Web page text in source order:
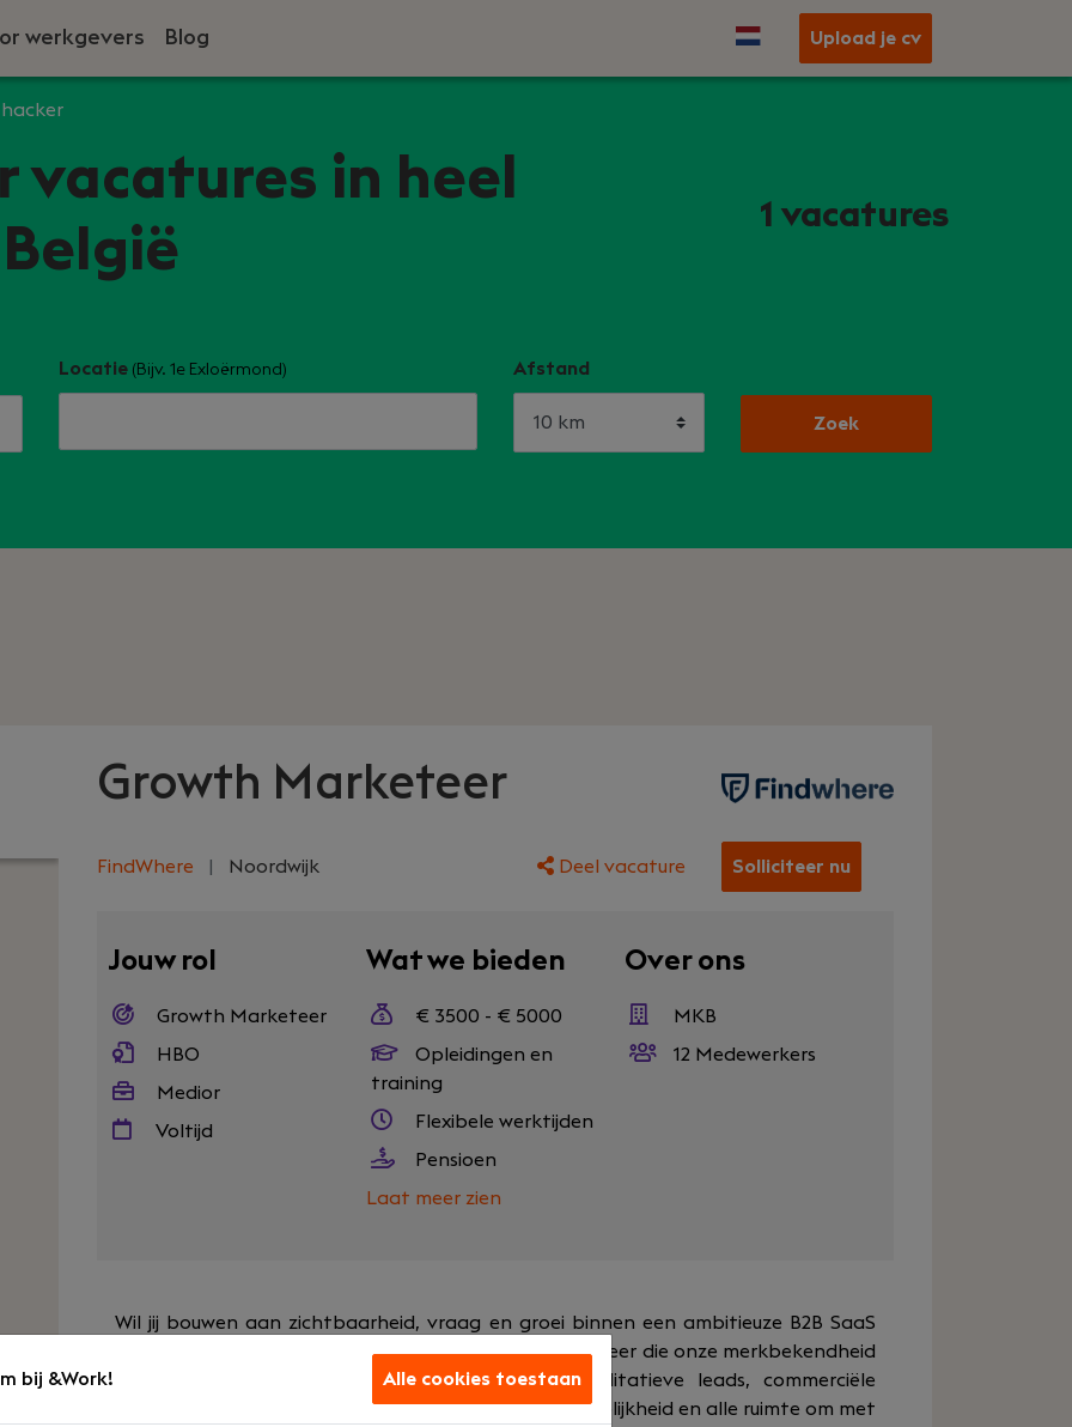
werkgevers Blog Upload je cv
vacatures in heel
1 vacatures
Locatie (Bijv. 1e Exloërmond) Afstand
Zoek
Growth Marketeer
FindWhere Noordwijk Deel vacature Solliciteer nu
Jouw rol
Growth Marketeer
HBO
Medior
Voltijd
Wat we bieden
€ 3500 - € 5000
Opleidingen en
training
Flexibele werktijden
Pensioen
Laat meer zien
Over ons
MKB
12 Medewerkers
Wil jij bouwen aan zichtbaarheid, vraag en groei binnen een ambitieuze B2B SaaS
scale-up? Bij Findwhere zoeken we een Growth Marketeer die onze merkbekendheid
vergroot en die zichtbaarheid vertaalt naar kwalitatieve leads, commerciële
impact en omzet. In deze rol krijg je veel verantwoordelijkheid en alle ruimte om met
bij &Work! Alle cookies toestaan